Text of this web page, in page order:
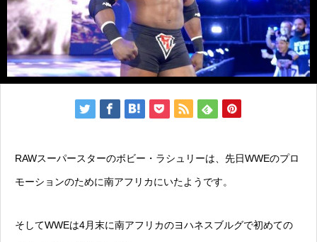
RAWスーパースターのボビー・ラシュリーは、先日WWEのプロ
モーションのために南アフリカにいたようです。
そしてWWEは4月末に南アフリカのヨハネスブルグで初めての